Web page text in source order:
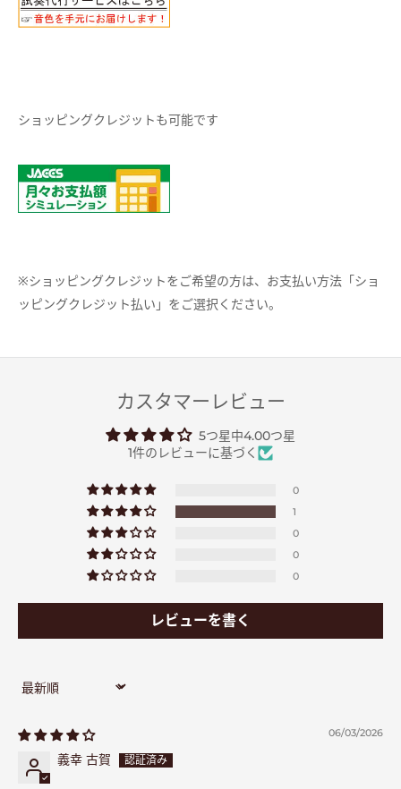
ショッピングクレジットも可能です
※ショッピングクレジットをご希望の方は、お支払い方法「ショ
ッピングクレジット払い」をご選択ください。
カスタマーレビュー
5つ星中4.00つ星
1件のレビューに基づく
0
1
0
0
0
レビューを書く
Sort by
06/03/2026
義幸 古賀